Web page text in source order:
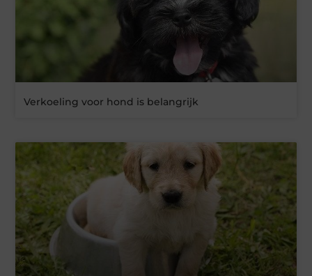
Verkoeling voor hond is belangrijk